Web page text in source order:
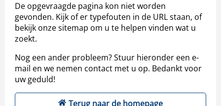
De opgevraagde pagina kon niet worden
gevonden. Kijk of er typefouten in de URL staan, of
bekijk onze sitemap om u te helpen vinden wat u
zoekt.
Nog een ander probleem? Stuur hieronder een e-
mail en we nemen contact met u op. Bedankt voor
uw geduld!
Terug naar de homepage